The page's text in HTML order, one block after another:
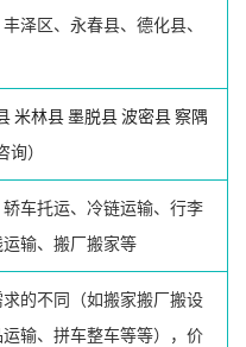
泽区、永春县、德化县、
米林县墨脱县波密县察隅
询）
车托运、冷链运输、行李
输、搬厂搬家等
的不同（如搬家搬厂搬设
输、拼车整车等等），价